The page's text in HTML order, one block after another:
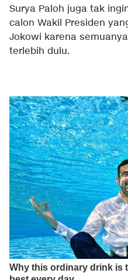
Surya Paloh juga tak
calon Wakil Presiden
Jokowi karena
terlebih dulu.